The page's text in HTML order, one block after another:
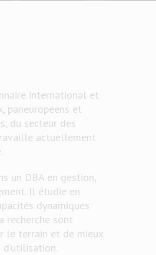
international et
paneuropéens et
du secteur des
actuellement
un DBA en gestion,
Il étudie en
dynamiques
recherche sont
le terrain et de mieux